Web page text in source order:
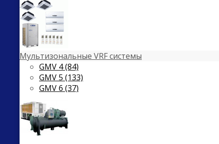
Мультизональные VRF системы
GMV 4 (84)
GMV 5 (133)
GMV 6 (37)